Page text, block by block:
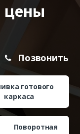
цены
Позвонить
готового
каркаса
Поворотная